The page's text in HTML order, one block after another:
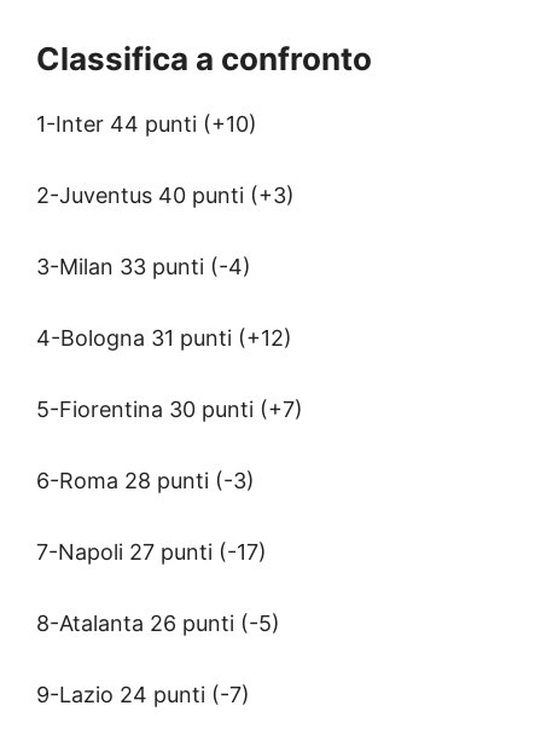
Classifica a confronto
1-Inter 44 punti (+10)
2-Juventus 40 punti (+3)
3-Milan 33 punti (-4)
4-Bologna 31 punti (+12)
5-Fiorentina 30 punti (+7)
6-Roma 28 punti (-3)
7-Napoli 27 punti (-17)
8-Atalanta 26 punti (-5)
9-Lazio 24 punti (-7)